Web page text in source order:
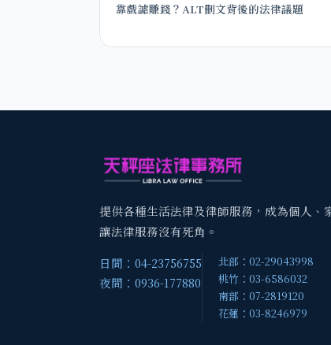
靠戲謔賺錢？ALT刪文背後的法律議題
提供各種生活法律及律師服務，成為個人、
讓法律服務沒有死角。
日間：04-23756755
夜間：0936-177880
北部：02-29043998
桃竹：03-6586032
南部：07-2819120
花蓮：03-8246979